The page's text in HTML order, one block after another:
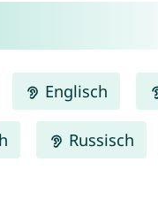
Englisch
Russisch